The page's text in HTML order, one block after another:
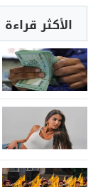
الأكثر قراءة